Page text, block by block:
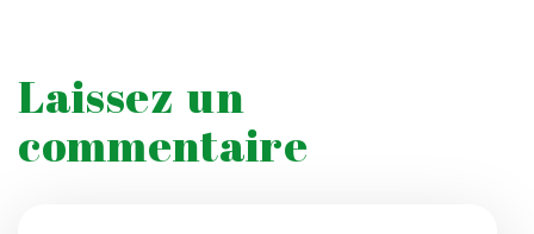
Laissez un
commentaire